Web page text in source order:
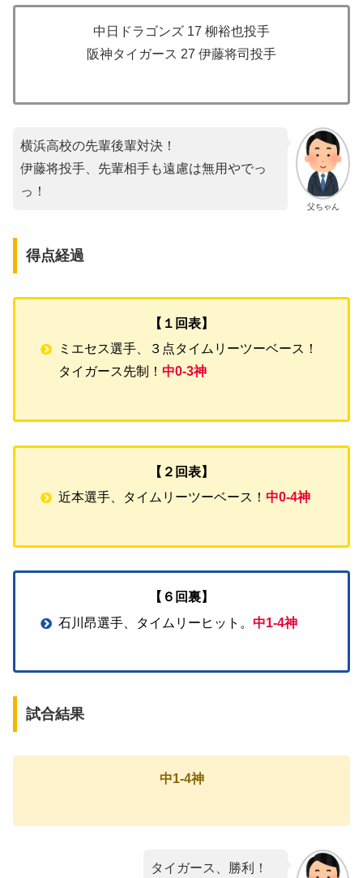
中日ドラゴンズ 17 柳裕也投手
阪神タイガース 27 伊藤将司投手
父ちゃん
横浜高校の先輩後輩対決！
伊藤将投手、先輩相手も遠慮は無用やでっ
っ！
得点経過
【１回表】
ミエセス選手、３点タイムリーツーベース！
タイガース先制！中0-3神
【２回表】
近本選手、タイムリーツーベース！中0-4神
【６回裏】
石川昂選手、タイムリーヒット。中1-4神
試合結果
中1-4神
タイガース、勝利！